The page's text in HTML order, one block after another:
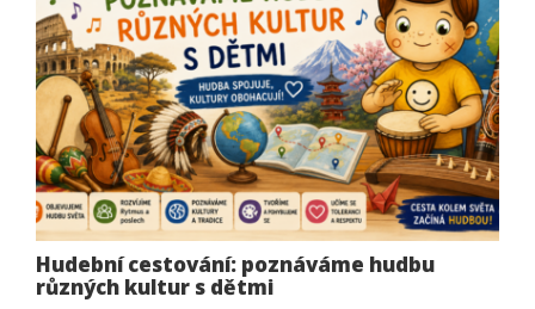
Hudební cestování: poznáváme hudbu
různých kultur s dětmi